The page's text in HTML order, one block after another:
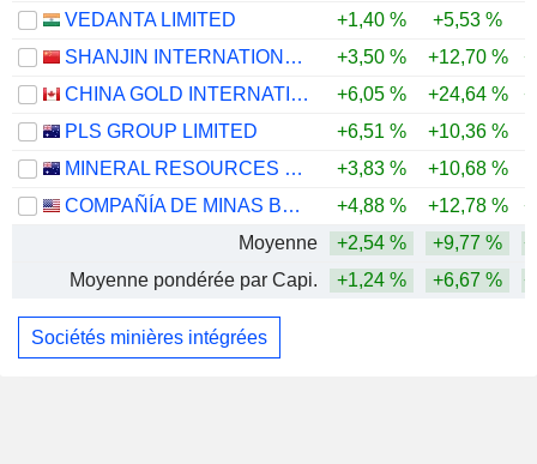
VEDANTA LIMITED
+1,40 % +5,53 %
SHANJIN INTERNATIONAL GOLD CO., LTD.
+3,50 % +12,70 %
CHINA GOLD INTERNATIONAL RESOURCES CORP. LTD.
+6,05 % +24,64 %
PLS GROUP LIMITED
+6,51 % +10,36 %
MINERAL RESOURCES LIMITED
+3,83 % +10,68 %
COMPAÑÍA DE MINAS BUENAVENTURA S.A.A.
+4,88 % +12,78 %
Moyenne
+2,54 % +9,77 %
Moyenne pondérée par Capi.
+1,24 % +6,67 %
Sociétés minières intégrées